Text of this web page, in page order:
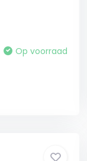
Op voorraad